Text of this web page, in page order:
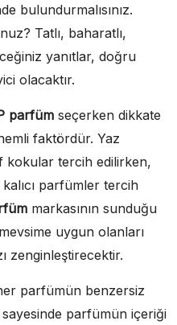
bulundurmalısınız.
Tatlı, baharatlı,
yanıtlar, doğru
olacaktır.
parfüm seçerken dikkate
faktördür. Yaz
kokular tercih edilirken,
parfümler tercih
markasının sunduğu
uygun olanları
zenginleştirecektir.
parfümün benzersiz
sayesinde parfümün içeriği